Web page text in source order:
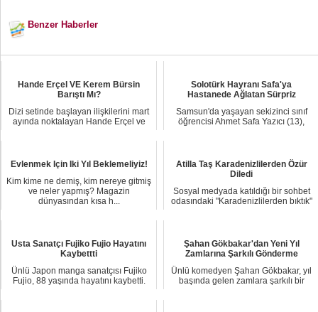
Benzer Haberler
Hande Erçel VE Kerem Bürsin
Barıştı Mı?
Dizi setinde başlayan ilişkilerini mart
ayında noktalayan Hande Erçel ve
Solotürk Hayranı Safa'ya
Hastanede Ağlatan Sürpriz
Samsun'da yaşayan sekizinci sınıf
öğrencisi Ahmet Safa Yazıcı (13),
Evlenmek Için Iki Yıl Beklemeliyiz!
Kim kime ne demiş, kim nereye gitmiş
ve neler yapmış? Magazin
dünyasından kısa h...
Atilla Taş Karadenizlilerden Özür
Diledi
Sosyal medyada katıldığı bir sohbet
odasındaki "Karadenizlilerden bıktık"
Usta Sanatçı Fujiko Fujio Hayatını
Kaybettti
Ünlü Japon manga sanatçısı Fujiko
Fujio, 88 yaşında hayatını kaybetti.
Şahan Gökbakar'dan Yeni Yıl
Zamlarına Şarkılı Gönderme
Ünlü komedyen Şahan Gökbakar, yıl
başında gelen zamlara şarkılı bir